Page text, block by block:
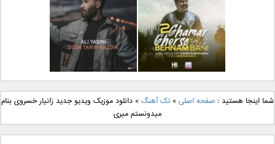
یراحی بنام اسرار
فرزین بنام آتیش
دانلود آهنگ جدید بهنام
بانی بنام قرص قمر 2
دانلود آهنگ جدید علی
یاسینی بنام دورترین نزدیک
شما اینجا هستید :صفحه اصلی »تک آهنگ »دانلود موزیک ویدیو جدید زانیار خسروی بنام
میدونستم میری